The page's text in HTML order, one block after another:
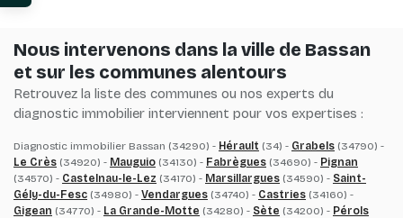
Nous intervenons dans la ville de Bassan
et sur les communes alentours
Retrouvez la liste des communes ou nos experts du
diagnostic immobilier interviennent pour vos expertises :
Diagnostic immobilier Bassan (34290) - Hérault (34) - Grabels (34790) -
Le Crès (34920) - Mauguio (34130) - Fabrègues (34690) - Pignan
(34570) - Castelnau-le-Lez (34170) - Marsillargues (34590) - Saint-
Gély-du-Fesc (34980) - Vendargues (34740) - Castries (34160) -
Gigean (34770) - La Grande-Motte (34280) - Sète (34200) - Pérols